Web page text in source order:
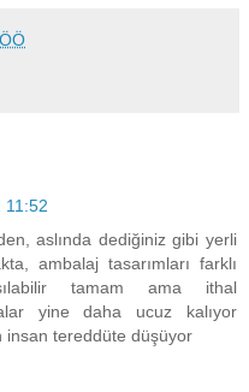
11:52
aslında dediğiniz gibi yerli
ambalaj tasarımları farklı
tamam ama ithal
yine daha ucuz kalıyor
insan tereddüte düşüyor